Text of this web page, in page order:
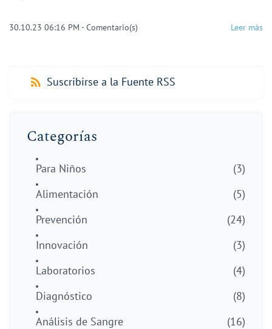
30.10.23 06:16 PM -Comentario(s) Leer más
Suscribirse a la Fuente RSS
Categorías
Para Niños
(3)
Alimentación
(5)
Prevención
(24)
Innovación
(3)
Laboratorios
(4)
Diagnóstico
(8)
Análisis de Sangre
(16)